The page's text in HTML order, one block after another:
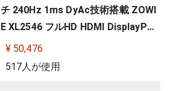
チ 240Hz 1ms DyAc技術搭載 ZOWI
E XL2546 フルHD HDMI DisplayPor
t DVI-DL搭載 FPS向き ディスプレイ
¥ 50,476
517人が使用